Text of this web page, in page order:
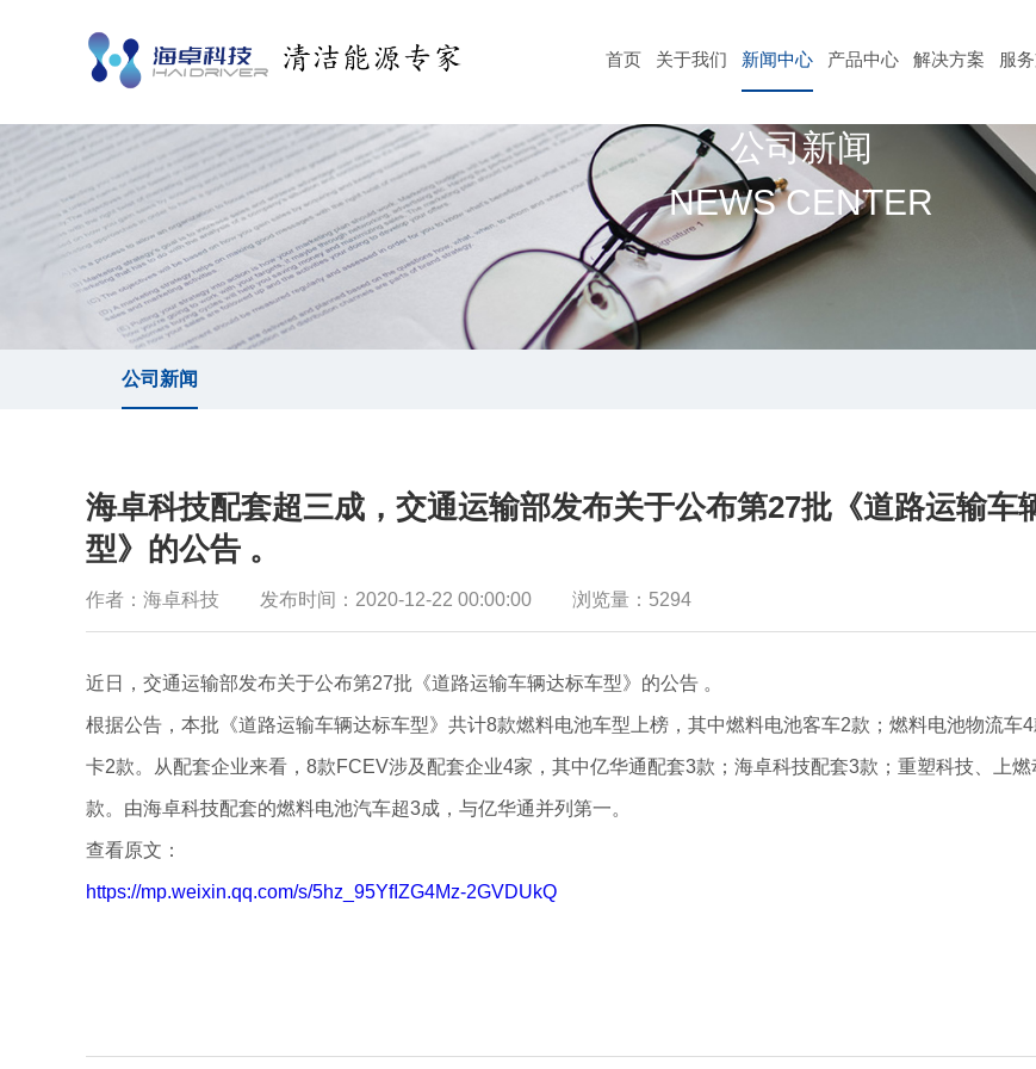
首页 关于我们 新闻中心 产品中心 解决方案 服
公司新闻
NEWS CENTER
公司新闻
海卓科技配套超三成，交通运输部发布关于公布第27批《道路运输车
型》的公告 。
作者：海卓科技 发布时间：2020-12-22 00:00:00 浏览量：5294
近日，交通运输部发布关于公布第27批《道路运输车辆达标车型》的公告 。
根据公告，本批《道路运输车辆达标车型》共计8款燃料电池车型上榜，其中燃料电池客车2款；燃料电池物流车
卡2款。从配套企业来看，8款FCEV涉及配套企业4家，其中亿华通配套3款；海卓科技配套3款；重塑科技、上燃
款。由海卓科技配套的燃料电池汽车超3成，与亿华通并列第一。
查看原文：
https://mp.weixin.qq.com/s/5hz_95YfIZG4Mz-2GVDUkQ